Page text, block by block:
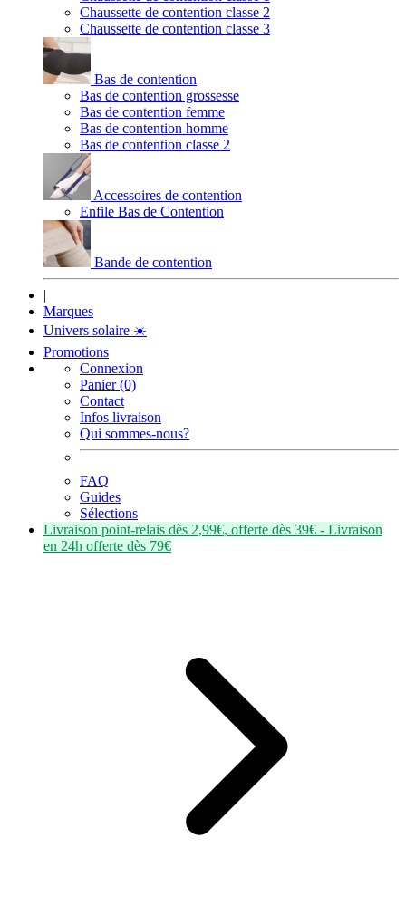
Chaussette de contention classe 2
Chaussette de contention classe 3
Bas de contention
Bas de contention grossesse
Bas de contention femme
Bas de contention homme
Bas de contention classe 2
Accessoires de contention
Enfile Bas de Contention
Bande de contention
|
Marques
Univers solaire ☀️
Promotions
Connexion
Panier (0)
Contact
Infos livraison
Qui sommes-nous?
FAQ
Guides
Sélections
Livraison point-relais dès 2,99€, offerte dès 39€ - Livraison
en 24h offerte dès 79€